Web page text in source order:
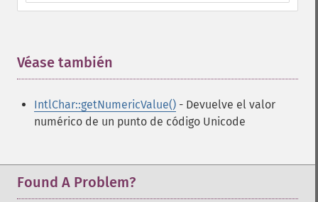
Véase también
IntlChar::getNumericValue() - Devuelve el valor
numérico de un punto de código Unicode
Found A Problem?